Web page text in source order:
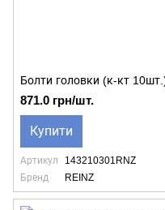
Болти головки (к-кт
871.0 грн/шт.
Купити
Артикул
143210301RNZ
Бренд
REINZ